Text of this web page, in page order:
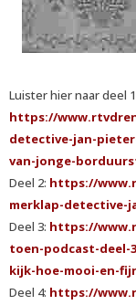
Luister hier naar deel
https://
detective-jan-
van-jonge-
Deel 2: https://
merklap-detective-
Deel 3: https://
toen-podcast-
kijk-hoe-mooi-en-
Deel 4: https://